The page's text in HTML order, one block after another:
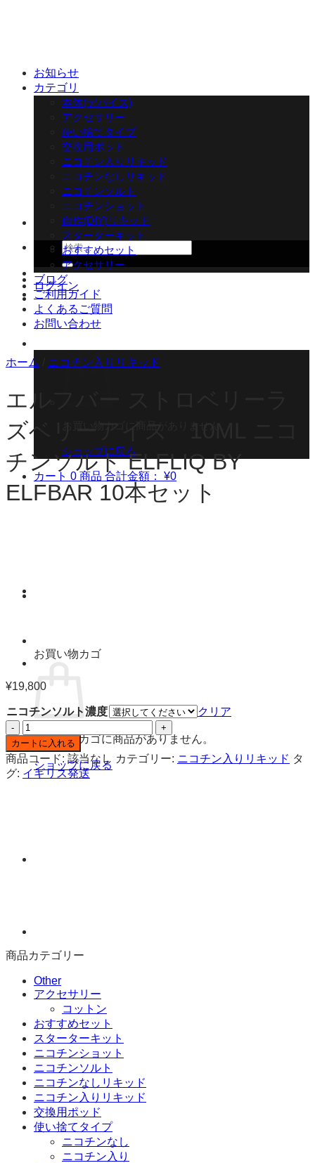
検
索
対
象:
ログイン
ショップに戻る
カート 0 商品 合計金額： ¥0
お買い物カゴ
お買い物カゴに商品がありません。
ショップに戻る
お知らせ
カテゴリ
本体(デバイス)
アクセサリー
使い捨てタイプ
交換用ポッド
ニコチン入りリキッド
ニコチンなしリキッド
ニコチンソルト
ニコチンショット
自作(DIY)リキッド
スターターキット
おすすめセット
アクセサリー
ブログ
ご利用ガイド
よくあるご質問
お問い合わせ
ホーム ニコチン入りリキッド
エルフバー ストロベリーラ
ズベリーアイス 10ML ニコ
チンソルト ELFLIQ BY
ELFBAR 10本セット
¥19,800
ニコチンソルト濃度
クリア
エ
ル
フ
バ
リ
リ
ー
ア
イ
ス
ELFLIQ
BY
ELFBAR
カートに入れる
商品コード: 該当なし カテゴリー: ニコチン入りリキッド タ
グ: イギリス発送
商品カテゴリー
Other
アクセサリー
コットン
おすすめセット
スターターキット
ニコチンショット
ニコチンソルト
ニコチンなしリキッド
ニコチン入りリキッド
交換用ポッド
使い捨てタイプ
ニコチンなし
ニコチン入り